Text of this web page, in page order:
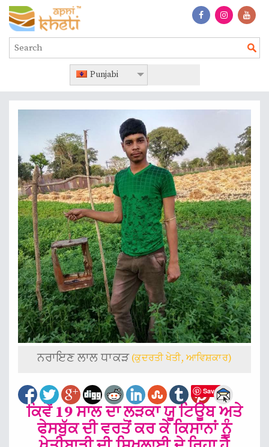
Punjabi
ਨਰਾਇਣ ਲਾਲ ਧਾਕੜ (ਕੁਦਰਤੀ ਖੇਤੀ, ਆਵਿਸ਼ਕਾਰ)
Save
ਕਿਵੇਂ 19 ਸਾਲ ਦਾ ਲੜਕਾ ਯੂ ਟਿਊਬ ਅਤੇ
ਫੇਸਬੁੱਕ ਦੀ ਵਰਤੋਂ ਕਰ ਕੇ ਕਿਸਾਨਾਂ ਨੂੰ